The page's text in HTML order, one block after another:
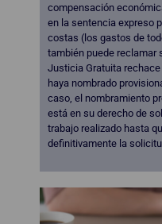
compensación
en la sentencia expreso
costas (los gastos de
también puede reclamar
Justicia Gratuita
haya nombrado
caso, el nombramiento
está en su derecho de
trabajo realizado hasta
definitivamente la